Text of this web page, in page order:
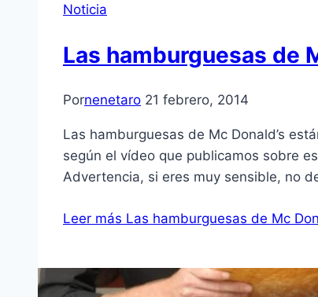
Noticia
Las hamburguesas de
Pornenetaro 21 febrero, 2014
Las hamburguesas de Mc Donald’s
según el vídeo que publicamos sobre
Advertencia, si eres muy sensible, no
Leer más Las hamburguesas de Mc